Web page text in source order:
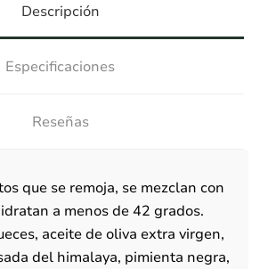
Descripción
Especificaciones
Reseñas
que se remoja, se mezclan con
a menos de 42 grados.
aceite de oliva extra virgen,
del himalaya, pimienta negra,